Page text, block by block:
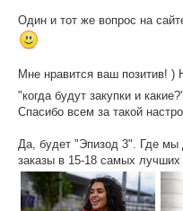
Один и тот же вопрос на
Мне нравится ваш позитив! )
"когда будут закупки и какие?"
Спасибо всем за такой
Да, будет "Эпизод 3". Где мы
заказы в 15-18 самых лучших